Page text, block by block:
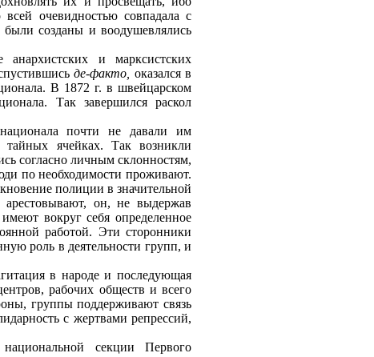
очевидностью совпадала с
созданы и воодушевлялись
анархистских и марксистских
де-факто, оказался в
В 1872 г. в швейцарском
Так завершился раскол
почти не давали им
тайных ячейках. Так возникли
согласно личным склонностям,
по необходимости проживают.
полиции в значительной
он, не выдержав
вокруг себя определенное
работой. Эти сторонники
роль в деятельности групп, и
в народе и последующая
рабочих обществ и всего
группы поддерживают связь
с жертвами репрессий,
секции Первого